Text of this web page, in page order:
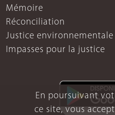
En poursuivant
ce site, vous
Mémoire
Réconciliation
Justice environnementale
Impasses pour la justice